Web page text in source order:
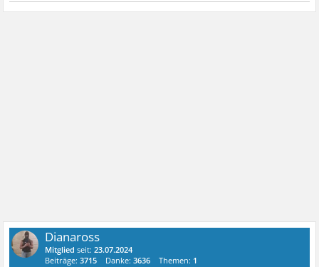
Dianaross
Mitglied seit:23.07.2024
Beiträge:3715 Danke:3636 Themen: 1